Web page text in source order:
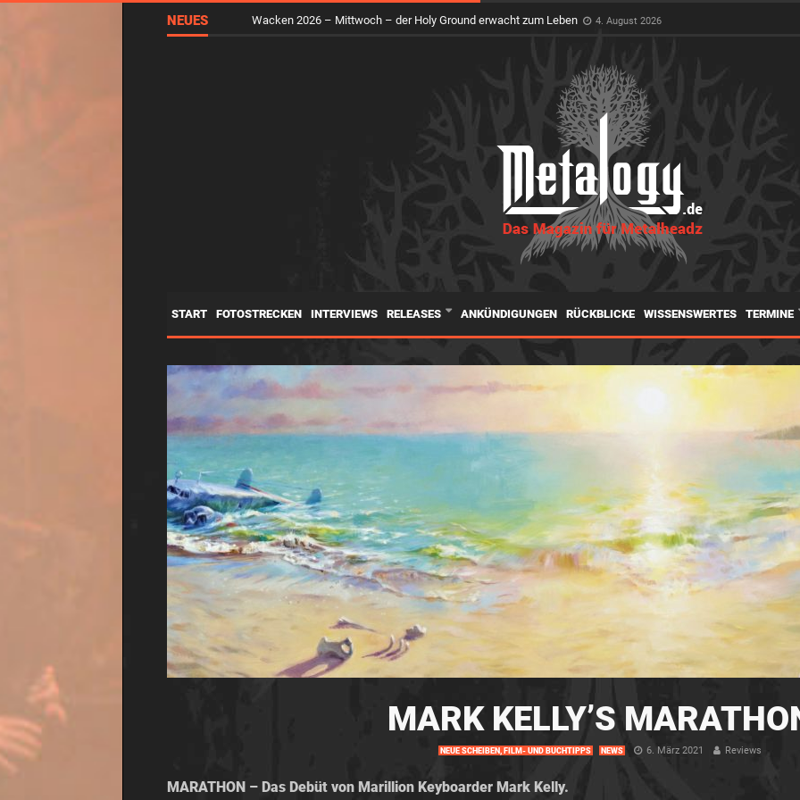
NEUES RUNGHOLT – Virtuelle Kunst feiert Premiere auf dem Wacken Open Air 3. August 2026
START FOTOSTRECKEN INTERVIEWS RELEASES ANKÜNDIGUNGEN RÜCKBLICKE WISSENSWERTES TERMINE
MARK KELLY’S
NEUE SCHEIBEN, FILM- UND BUCHTIPPS NEWS 6. März 2021 Reviews
MARATHON – Das Debüt von Marillion Keyboarder Mark Kelly.